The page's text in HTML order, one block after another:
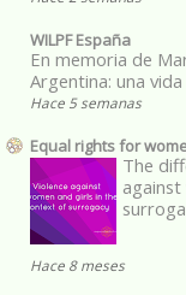
WILPF España
En memoria de
Argentina: una
Hace 5 semanas
Equal rights for
The
Hace 8 meses